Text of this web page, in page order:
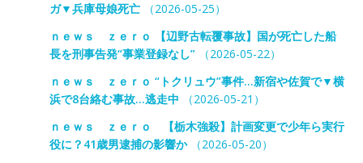
ガ▼兵庫母娘死亡（2026-05-25）
ｎｅｗｓ ｚｅｒｏ 【辺野古転覆事故】国が死亡した船
長を刑事告発“事業登録なし”（2026-05-22）
ｎｅｗｓ ｚｅｒｏ “トクリュウ”事件…新宿や佐賀で▼横
浜で8台絡む事故…逃走中 （2026-05-21）
ｎｅｗｓ ｚｅｒｏ 【栃木強殺】計画変更で少年ら実行
役に？41歳男逮捕の影響か（2026-05-20）